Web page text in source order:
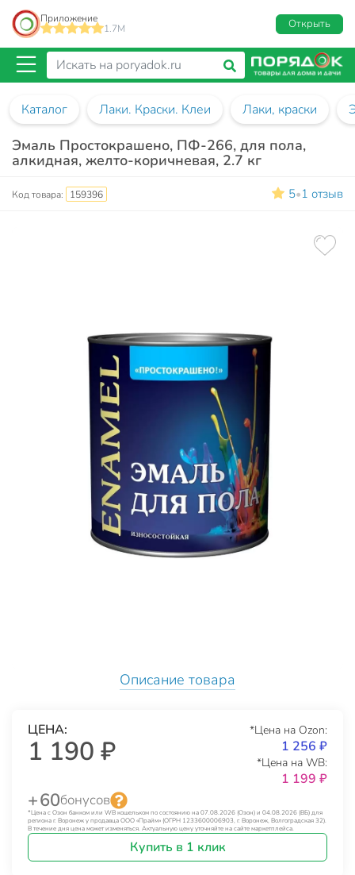
Приложение
1.7M
Открыть
Каталог Лаки. Краски. Клеи Лаки, краски
Эмаль Простокрашено, ПФ-266, для пола,
алкидная, желто-коричневая, 2.7 кг
Код товара: 159396 5•1 отзыв
Описание товара
ЦЕНА:
1 190 ₽
*Цена на Ozon:
1 256 ₽
*Цена на WB:
1 199 ₽
+ 60бонусов
*Цена с Озон банком или WB кошельком по состоянию на 07.08.2026 (Озон) и 04.08.2026 (ВБ) для
региона г. Воронеж у продавца ООО «Прайм» (ОГРН 1233600006903, г. Воронеж, Волгоградская 32).
В течение дня цена может изменяться. Актуальную цену уточняйте на сайте маркетплейса.
Купить в 1 клик